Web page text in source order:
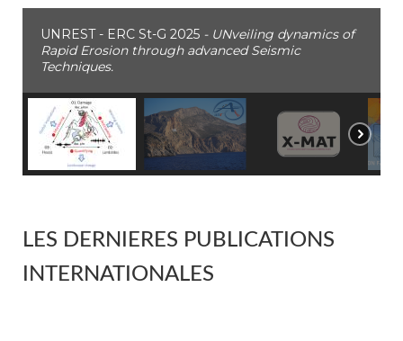
UNREST - ERC St-G 2025 - UNveiling dynamics of
Rapid Erosion through advanced Seismic
Techniques.
LES DERNIERES PUBLICATIONS
INTERNATIONALES